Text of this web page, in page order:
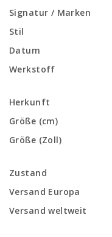
Signatur / Marken
Stil
Datum
Werkstoff
Herkunft
Größe (cm)
Größe (Zoll)
Zustand
Versand Europa
Versand weltweit